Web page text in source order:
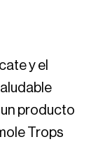
y el
producto
Trops